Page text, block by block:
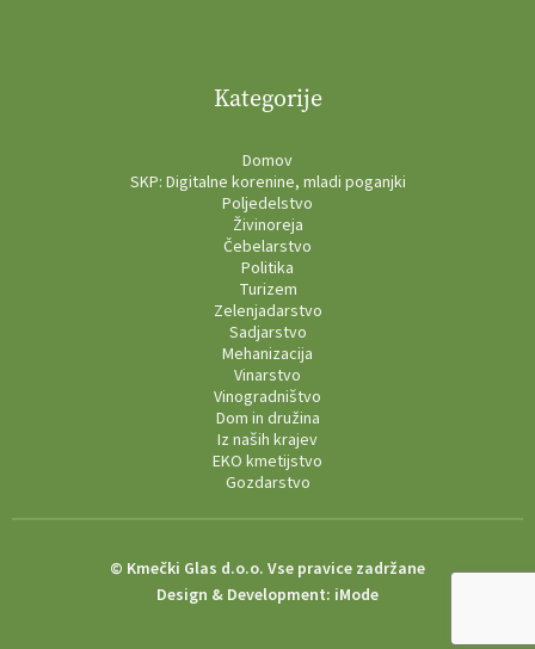
Kategorije
Domov
SKP: Digitalne korenine, mladi poganjki
Poljedelstvo
Živinoreja
Čebelarstvo
Politika
Turizem
Zelenjadarstvo
Sadjarstvo
Mehanizacija
Vinarstvo
Vinogradništvo
Dom in družina
Iz naših krajev
EKO kmetijstvo
Gozdarstvo
© Kmečki Glas d.o.o. Vse pravice zadržane
Design & Development: iMode